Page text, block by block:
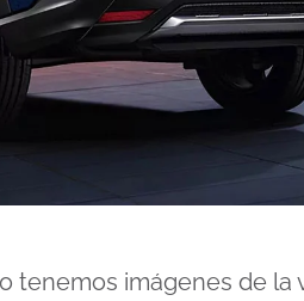
tenemos imágenes de la